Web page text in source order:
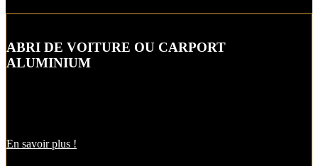
ABRI DE VOITURE OU CARPORT
ALUMINIUM
En savoir plus !